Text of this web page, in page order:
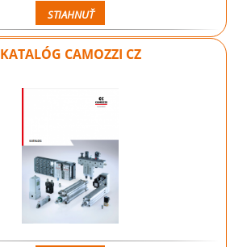
STIAHNUŤ
KATALÓG CAMOZZI CZ